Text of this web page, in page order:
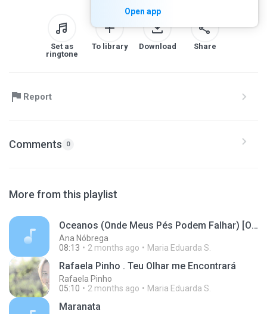
Open app
Set as
ringtone
To library Download Share
Report
Comments 0
More from this playlist
Oceanos (Onde Meus Pés Podem Falhar) [Oceans Where Feet May Fail]
Ana Nóbrega
08:13
2 months ago Maria Eduarda S.
Rafaela Pinho . Teu Olhar me Encontrará
Rafaela Pinho
05:10
2 months ago Maria Eduarda S.
Maranata